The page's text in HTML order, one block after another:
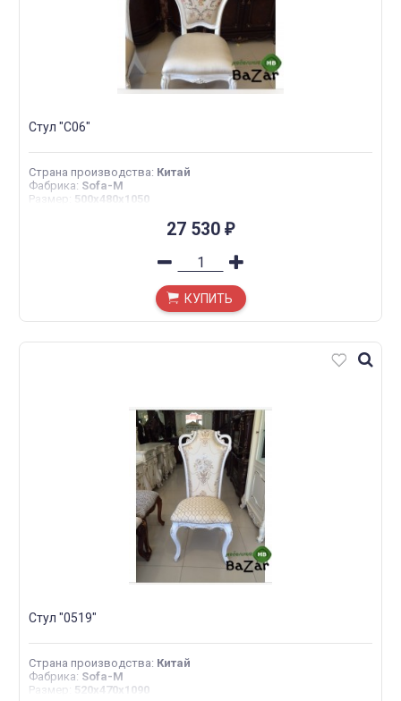
Стул "С06"
Страна производства: Китай
Фабрика: Sofa-M
Размер : 500x480x1050
27 530 ₽
КУПИТЬ
Стул "0519"
Страна производства: Китай
Фабрика: Sofa-M
Размер : 520x470x1090